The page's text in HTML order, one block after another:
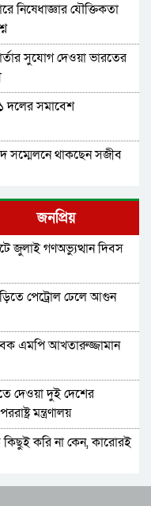
নিষেধাজ্ঞার যৌক্তিকতা
সুযোগ দেওয়া ভারতের
দলের সমাবেশ
সম্মেলনে থাকছেন সজীব
‘ভার্চুয়ালি সামনে
বৈঠক, ৫ আগস্ট সমাবেশ
চুড়ির মতো: কাদের
লতিফ সিদ্দিকী গ্রেপ্তার
ব্যারিস্টার সুমনের
নিয়ে প্রধানমন্ত্রীর
জনপ্রিয়
জুলাই গণঅভ্যুত্থান দিবস
পেট্রোল ঢেলে আগুন
এমপি আখতারুজ্জামান
দেওয়া দুই দেশের
মন্ত্রণালয়
করি না কেন, কারোরই
July Mass Uprising